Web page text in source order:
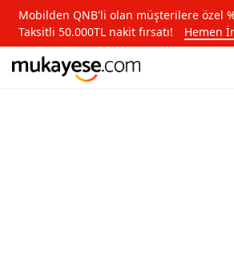
Mobilden QNB'li olan müşterilere özel
Taksitli 50.000TL nakit fırsatı!
Hemen